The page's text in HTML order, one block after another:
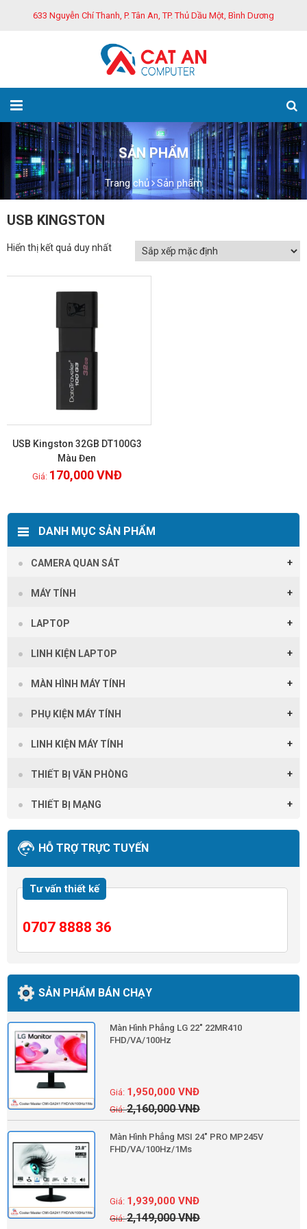
633 Nguyễn Chí Thanh, P. Tân An, TP. Thủ Dầu Một, Bình Dương
SẢN PHẨM
Trang chủ Sản phẩm
USB KINGSTON
Hiển thị kết quả duy nhất
Xem chi tiết
USB Kingston 32GB DT100G3
Màu Đen
170,000VNĐ
DANH MỤC SẢN PHẨM
CAMERA QUAN SÁT
MÁY TÍNH
LAPTOP
LINH KIỆN LAPTOP
MÀN HÌNH MÁY TÍNH
PHỤ KIỆN MÁY TÍNH
LINH KIỆN MÁY TÍNH
THIẾT BỊ VĂN PHÒNG
THIẾT BỊ MẠNG
HỖ TRỢ TRỰC TUYẾN
Tư vấn thiết kế
0707 8888 36
SẢN PHẨM BÁN CHẠY
Màn Hình Phẳng LG 22" 22MR410
FHD/VA/100Hz
2,160,000VNĐ
1,950,000VNĐ
Màn Hình Phẳng MSI 24" PRO MP245V
FHD/VA/100Hz/1Ms
2,149,000VNĐ
1,939,000VNĐ